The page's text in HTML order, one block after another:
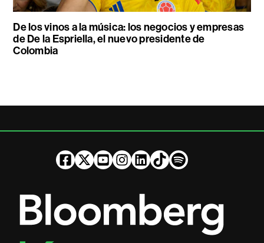
De los vinos a la música: los negocios y empresas
de De la Espriella, el nuevo presidente de
Colombia